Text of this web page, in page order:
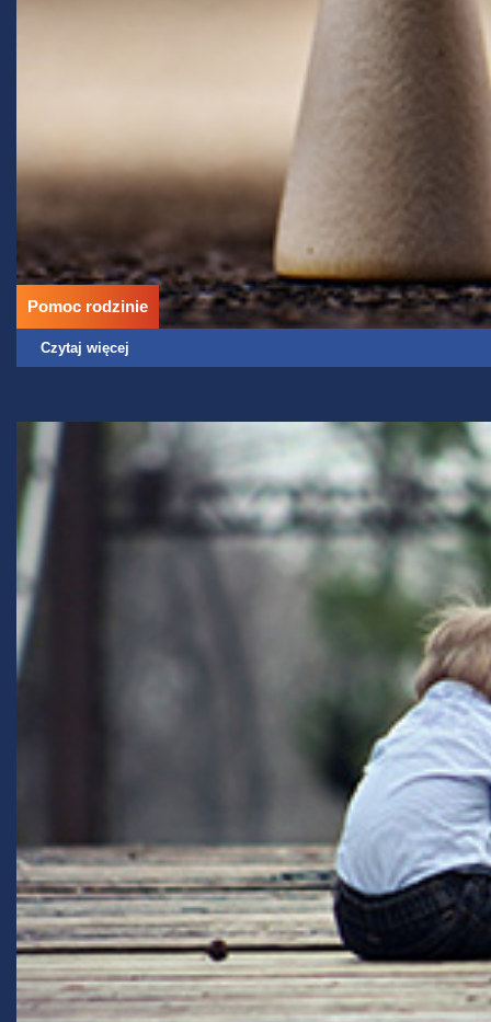
Pomoc rodzinie
Czytaj więcej